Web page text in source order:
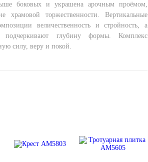
боковых и украшена арочным проёмом,
храмовой торжественности. Вертикальные
величественность и стройность, а
подчеркивают глубину формы. Комплекс
силу, веру и покой.